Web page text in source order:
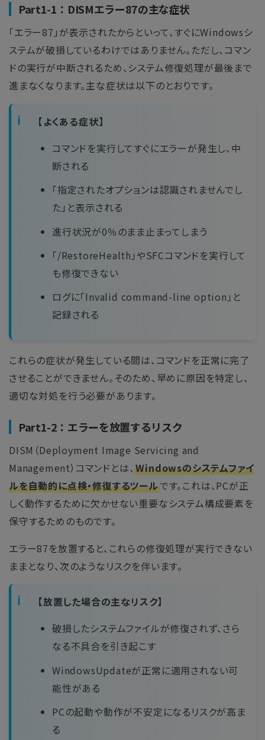
Part1-1：DISMエラー87の主な症状
「エラー87」が表示されたからといって、すぐにWindowsシ
ステムが破損しているわけではありません。ただし、コマン
ドの実行が中断されるため、システム修復処理が最後まで
進まなくなります。主な症状は以下のとおりです。
【よくある症状】
コマンドを実行してすぐにエラーが発生し、中
断される
「指定されたオプションは認識されませんでし
た」と表示される
進行状況が0％のまま止まってしまう
「/RestoreHealth」やSFCコマンドを実行して
も修復できない
ログに「Invalid command-line option」と
記録される
これらの症状が発生している間は、コマンドを正常に完了
させることができません。そのため、早めに原因を特定し、
適切な対処を行う必要があります。
Part1-2：エラーを放置するリスク
DISM（Deployment Image Servicing and
Management）コマンドとは、Windowsのシステムファイ
ルを自動的に点検・修復するツールです。これは、PCが正
しく動作するために欠かせない重要なシステム構成要素を
保守するためのものです。
エラー87を放置すると、これらの修復処理が実行できない
ままとなり、次のようなリスクを伴います。
【放置した場合の主なリスク】
破損したシステムファイルが修復されず、さら
なる不具合を引き起こす
WindowsUpdateが正常に適用されない可
能性がある
PCの起動や動作が不安定になるリスクが高ま
る